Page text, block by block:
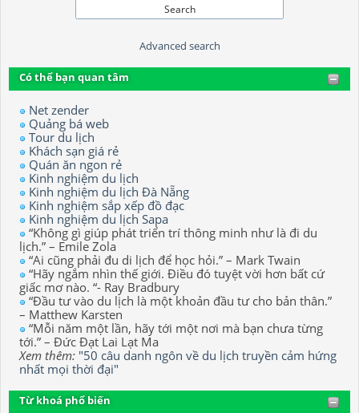
Advanced search
Có thể bạn quan tâm
Net zender
Quảng bá web
Tour du lịch
Khách sạn giá rẻ
Quán ăn ngon rẻ
Kinh nghiệm du lịch
Kinh nghiệm du lịch Đà Nẵng
Kinh nghiệm sắp xếp đồ đạc
Kinh nghiệm du lịch Sapa
“Không gì giúp phát triển trí thông minh như là đi du
lịch.” – Emile Zola
“Ai cũng phải đu di lịch để học hỏi.” – Mark Twain
“Hãy ngắm nhìn thế giới. Điều đó tuyệt vời hơn bất cứ
giấc mơ nào. “- Ray Bradbury
“Đầu tư vào du lịch là một khoản đầu tư cho bản thân.”
– Matthew Karsten
“Mỗi năm một lần, hãy tới một nơi mà bạn chưa từng
tới.” – Đức Đạt Lai Lạt Ma
Xem thêm: "50 câu danh ngôn về du lịch truyền cảm hứng
nhất mọi thời đại"
Từ khoá phổ biến